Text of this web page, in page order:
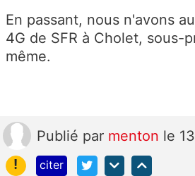
En passant, nous n'avons
4G de SFR à Cholet, sous-
même.
Publié par menton le
!
citer